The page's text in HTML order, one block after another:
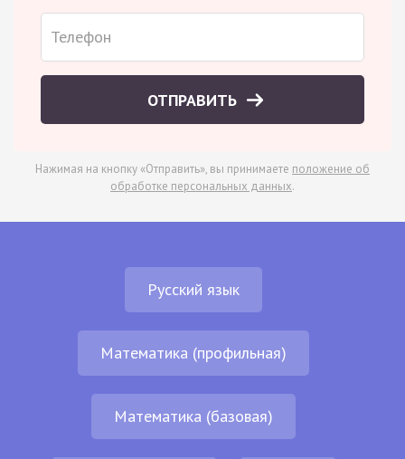
ОТПРАВИТЬ
Нажимая на кнопку «Отправить», вы принимаете положение об
обработке персональных данных.
Русский язык
Математика (профильная)
Математика (базовая)